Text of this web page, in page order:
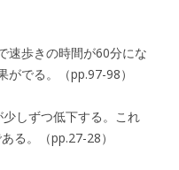
速歩きの時間が60分にな
でる。（pp.97-98）
しずつ低下する。これ
る。（pp.27-28）